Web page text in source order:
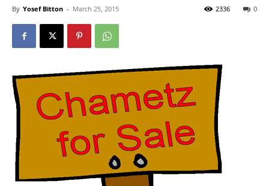
By Yosef Bitton - March 25, 2015 0
2336